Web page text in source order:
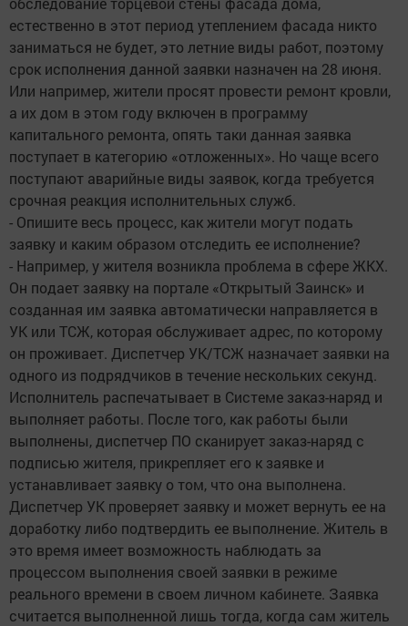
естественно в этот период утеплением фасада никто
заниматься не будет, это летние виды работ, поэтому
срок исполнения данной заявки назначен на 28 июня.
Или например, жители просят провести ремонт кровли,
а их дом в этом году включен в программу
капитального ремонта, опять таки данная заявка
поступает в категорию «отложенных». Но чаще всего
поступают аварийные виды заявок, когда требуется
срочная реакция исполнительных служб.
- Опишите весь процесс, как жители могут подать
заявку и каким образом отследить ее исполнение?
- Например, у жителя возникла проблема в сфере ЖКХ.
Он подает заявку на портале «Открытый Заинск» и
созданная им заявка автоматически направляется в
УК или ТСЖ, которая обслуживает адрес, по которому
он проживает. Диспетчер УК/ТСЖ назначает заявки на
одного из подрядчиков в течение нескольких секунд.
Исполнитель распечатывает в Системе заказ-наряд и
выполняет работы. После того, как работы были
выполнены, диспетчер ПО сканирует заказ-наряд с
подписью жителя, прикрепляет его к заявке и
устанавливает заявку о том, что она выполнена.
Диспетчер УК проверяет заявку и может вернуть ее на
доработку либо подтвердить ее выполнение. Житель в
это время имеет возможность наблюдать за
процессом выполнения своей заявки в режиме
реального времени в своем личном кабинете. Заявка
считается выполненной лишь тогда, когда сам житель